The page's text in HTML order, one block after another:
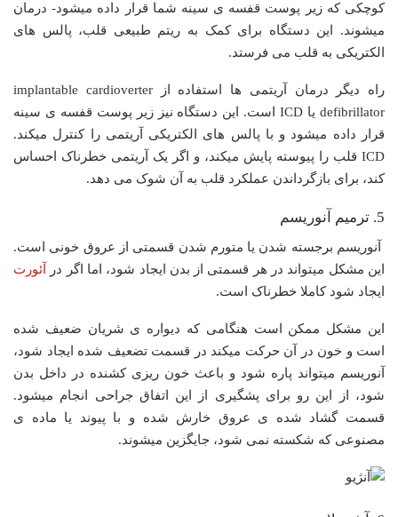
کوچکی که زیر پوست قفسه ی سینه شما قرار داده میشود- درمان
میشوند. این دستگاه برای کمک به ریتم طبیعی قلب، پالس های
الکتریکی به قلب می فرستد.
راه دیگر درمان آریتمی ها استفاده از implantable cardioverter
defibrillator یا ICD است. این دستگاه نیز زیر پوست قفسه ی سینه
قرار داده میشود و با پالس های الکتریکی آریتمی را کنترل میکند.
ICD قلب را پیوسته پایش میکند، و اگر یک آریتمی خطرناک احساس
کند، برای بازگرداندن عملکرد قلب به آن شوک می دهد.
5. ترمیم آنوریسم
آنوریسم برجسته شدن یا متورم شدن قسمتی از عروق خونی است.
این مشکل میتواند در هر قسمتی از بدن ایجاد شود، اما اگر در
آئورت
ایجاد شود کاملا خطرناک است.
این مشکل ممکن است هنگامی که دیواره ی شریان ضعیف شده
است و خون در آن حرکت میکند در قسمت تضعیف شده ایجاد شود،
آنوریسم میتواند پاره شود و باعث خون ریزی کشنده در داخل بدن
شود، از این رو برای پشگیری از این اتفاق جراحی انجام میشود.
قسمت گشاد شده ی عروق خارش شده و با پیوند یا ماده ی
مصنوعی که شکسته نمی شود، جایگزین میشوند.